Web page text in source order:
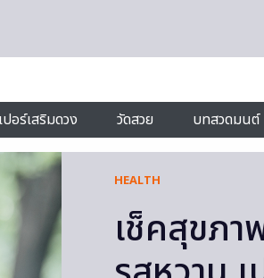
ปอร์เสริมดวง วัดสวย บทสวดมนต์
HEALTH
เช็คสุขภา